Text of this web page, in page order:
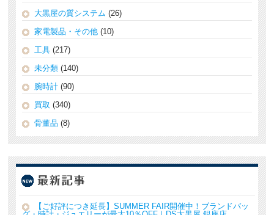
大黒屋の質システム (26)
家電製品・その他 (10)
工具 (217)
未分類 (140)
腕時計 (90)
買取 (340)
骨董品 (8)
【ご好評につき延長】SUMMER FAIR開催中！ブランドバッ